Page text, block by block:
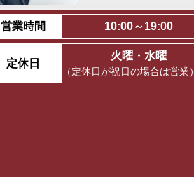
営業時間 10:00～19:00
定休日
火曜・水曜
（定休日が祝日の場合は営業）